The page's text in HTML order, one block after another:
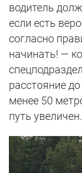
водитель
если есть
согласно
начинать! —
расстояние
менее 50
путь увеличен.